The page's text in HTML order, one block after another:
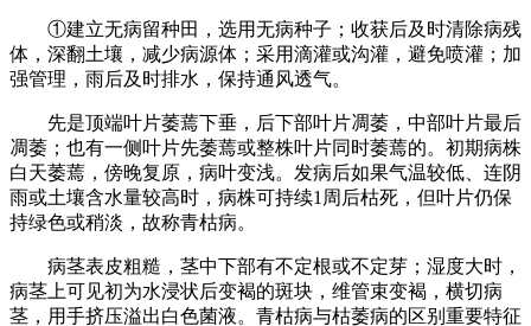
①建立无病留种田，选用无病种子；收获后及时清除病残
体，深翻土壤，减少病源体；采用滴灌或沟灌，避免喷灌；加
强管理，雨后及时排水，保持通风透气。
先是顶端叶片萎蔫下垂，后下部叶片凋萎，中部叶片最后
凋萎；也有一侧叶片先萎蔫或整株叶片同时萎蔫的。初期病株
白天萎蔫，傍晚复原，病叶变浅。发病后如果气温较低、连阴
雨或土壤含水量较高时，病株可持续1周后枯死，但叶片仍保
持绿色或稍淡，故称青枯病。
病茎表皮粗糙，茎中下部有不定根或不定芽；湿度大时，
病茎上可见初为水浸状后变褐的斑块，维管束变褐，横切病
茎，用手挤压溢出白色菌液。青枯病与枯萎病的区别重要特征